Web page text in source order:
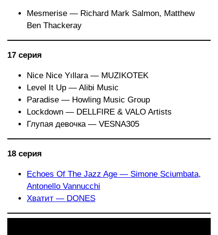
Mesmerise — Richard Mark Salmon, Matthew
Ben Thackeray
17 серия
Nice Nice Yıllara — MUZIKOTEK
Level It Up — Alibi Music
Paradise — Howling Music Group
Lockdown — DELLFIRE & VALO Artists
Глупая девочка — VESNA305
18 серия
Echoes Of The Jazz Age — Simone Sciumbata,
Antonello Vannucchi
Хватит — DONES